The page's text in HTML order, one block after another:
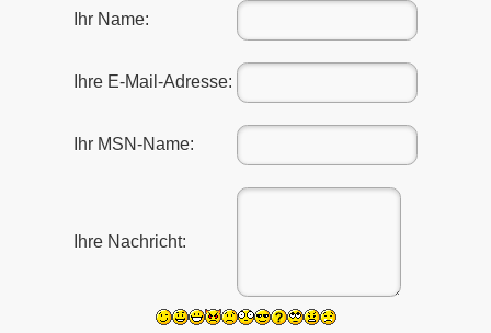
Ihr Name:
Ihre E-Mail-Adresse:
Ihr MSN-Name:
Ihre Nachricht: